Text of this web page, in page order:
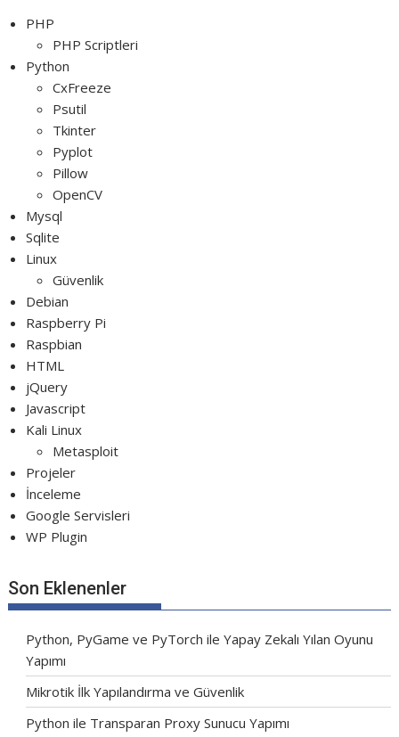
PHP
PHP Scriptleri
Python
CxFreeze
Psutil
Tkinter
Pyplot
Pillow
OpenCV
Mysql
Sqlite
Linux
Güvenlik
Debian
Raspberry Pi
Raspbian
HTML
jQuery
Javascript
Kali Linux
Metasploit
Projeler
İnceleme
Google Servisleri
WP Plugin
Son Eklenenler
Python, PyGame ve PyTorch ile Yapay Zekalı Yılan Oyunu
Yapımı
Mikrotik İlk Yapılandırma ve Güvenlik
Python ile Transparan Proxy Sunucu Yapımı